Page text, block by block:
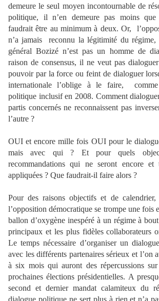
demeure le seul moyen incontournable de
politique, il n’en demeure pas moins
faudrait être au minimum à deux. Or,
n’a jamais reconnu la légitimité du régime,
général Bozizé n’est pas un homme de
raison de consensus, il ne veut pas
pouvoir par la force ou feint de dialoguer
internationale l’oblige à le faire,
politique inclusif en 2008. Comment
partis concernés ne reconnaissent pas
l’autre ?
OUI et encore mille fois OUI pour le
mais avec qui ? Et pour quels
recommandations qui ne seront encore et
appliquées ? Que faudrait-il faire alors ?
Pour des raisons objectifs et de calendrier,
l’opposition démocratique se trompe une fois
ballon d’oxygène inespéré à un régime à
principaux et les plus fidèles collaborateurs
Le temps nécessaire d’organiser un
avec les différents partenaires sérieux et l’on
à six mois qui auront des répercussions
prochaines élections présidentielles. A
second et dernier mandat calamiteux du